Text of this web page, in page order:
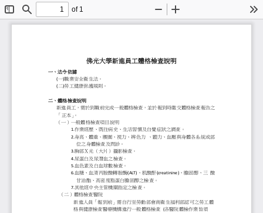
Toggle
Sidebar
Find
of 1
Zoom
Out
In
佛光大學新進員工體格檢查說明
一、法令依據
(一)職業安全衛生法。
(二)勞工健康保護規則。
二、體格檢查說明
新進員工，需於到職前完成
一般體格檢查，並於報到時繳交體格檢查
之
「 正本」
。
（一）
一般體格檢查項目說明
1.作業經歷、既往病史、生活習慣及自覺症狀
2.身高、體重、腰圍、視力、辨色力
、聽力、血壓與身體各系
位之身體檢查及問診。
3.胸部Ｘ光（大片）攝影檢查。
4.尿蛋白及尿潛血之檢查。
5.血色素及白血球數檢查。
6.血糖、血清丙胺酸轉胺酶
(ALT)、肌酸酐
(creatinine
)、膽固醇、三
酸
甘油酯、高密度脂蛋白膽固醇之檢查。
7.其他經中央主管機關指定之檢查。
（二 ）體格檢查醫院
新進人員「報到前」需自行至勞動部會商衛
格與健康檢查醫療機構進行一般體格檢查
(各醫院體檢作業皆須